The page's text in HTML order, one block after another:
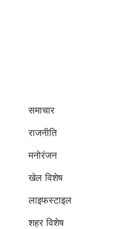
समाचार
राजनीति
मनोरंजन
खेल विशेष
लाइफस्टाइल
शहर विशेष